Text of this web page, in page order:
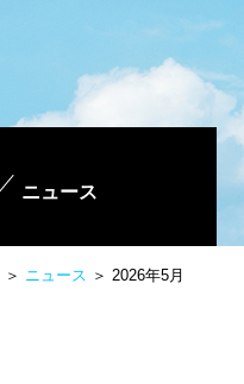
ニュース
＞ ニュース ＞ 2026年5月